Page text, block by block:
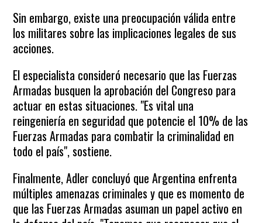
Sin embargo, existe una preocupación válida entre
los militares sobre las implicaciones legales de sus
acciones.
El especialista consideró necesario que las Fuerzas
Armadas busquen la aprobación del Congreso para
actuar en estas situaciones. "Es vital una
reingeniería en seguridad que potencie el 10% de las
Fuerzas Armadas para combatir la criminalidad en
todo el país", sostiene.
Finalmente, Adler concluyó que Argentina enfrenta
múltiples amenazas criminales y que es momento de
que las Fuerzas Armadas asuman un papel activo en